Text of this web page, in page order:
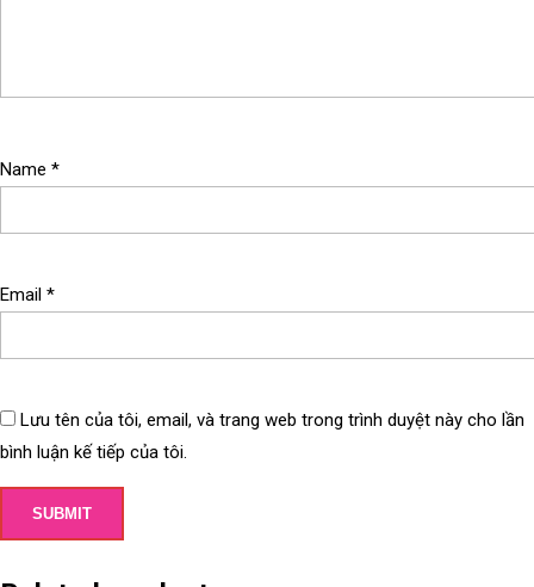
Name *
Email *
Lưu tên của tôi, email, và trang web trong trình duyệt này cho lần
bình luận kế tiếp của tôi.